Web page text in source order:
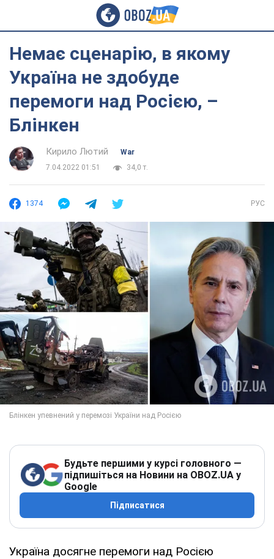
Немає сценарію, в якому
Україна не здобуде
перемоги над Росією, –
Блінкен
Кирило Лютий
War
7.04.2022 01:51
34,0 т.
1374 РУС
Будьте першими у курсі головного —
підпишіться на Новини на OBOZ.UA у
Google
Підписатися
Україна досягне перемоги над Росією